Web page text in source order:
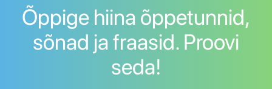
Õppige hiina õppetunnid,
sõnad ja fraasid. Proovi
seda!